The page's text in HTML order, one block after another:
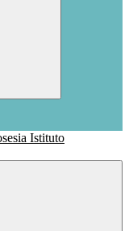
Istituto